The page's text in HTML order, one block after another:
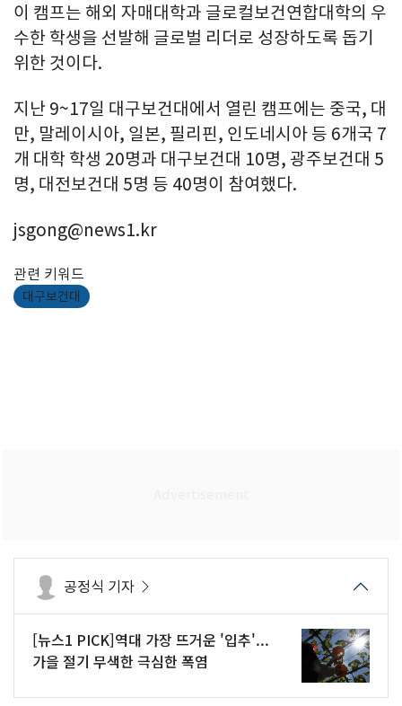
이 캠프는 해외 자매대학과 글로컬보건연합대학의 우
수한 학생을 선발해 글로벌 리더로 성장하도록 돕기
위한 것이다.
지난 9~17일 대구보건대에서 열린 캠프에는 중국, 대
만, 말레이시아, 일본, 필리핀, 인도네시아 등 6개국 7
개 대학 학생 20명과 대구보건대 10명, 광주보건대 5
명, 대전보건대 5명 등 40명이 참여했다.
jsgong@news1.kr
관련 키워드
대구보건대
공정식 기자
[뉴스1 PICK]역대 가장 뜨거운 '입추'...
가을 절기 무색한 극심한 폭염